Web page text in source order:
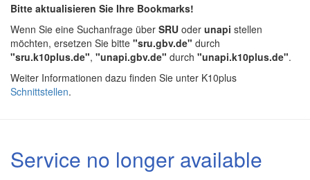
Bitte aktualisieren Sie Ihre Bookmarks!
Wenn Sie eine Suchanfrage über SRU oder unapi stellen
möchten, ersetzen Sie bitte "sru.gbv.de" durch
"sru.k10plus.de", "unapi.gbv.de" durch "unapi.k10plus.de".
Weiter Informationen dazu finden Sie unter K10plus
Schnittstellen.
Service no longer available